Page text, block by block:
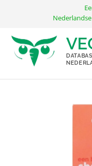
inhoud